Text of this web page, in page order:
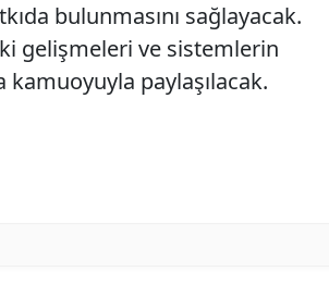
bulunmasını sağlayacak.
gelişmeleri ve sistemlerin
paylaşılacak.